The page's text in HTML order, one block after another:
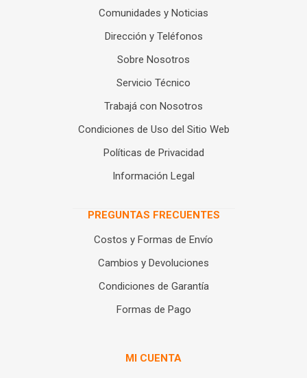
Comunidades y Noticias
Dirección y Teléfonos
Sobre Nosotros
Servicio Técnico
Trabajá con Nosotros
Condiciones de Uso del Sitio Web
Políticas de Privacidad
Información Legal
PREGUNTAS FRECUENTES
Costos y Formas de Envío
Cambios y Devoluciones
Condiciones de Garantía
Formas de Pago
MI CUENTA